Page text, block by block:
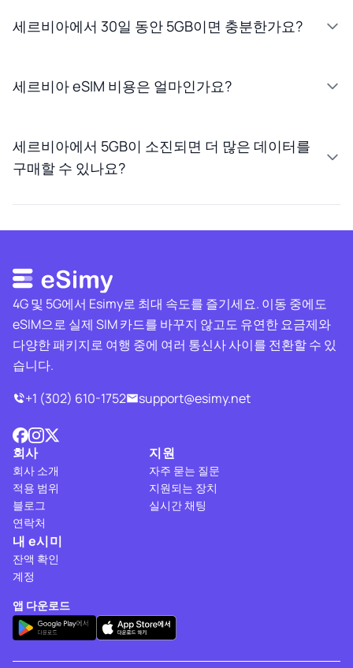
세르비아에서 30일 동안 5GB이면 충분한가요?
세르비아 eSIM 비용은 얼마인가요?
세르비아에서 5GB이 소진되면 더 많은 데이터를
구매할 수 있나요?
4G 및 5G에서 Esimy로 최대 속도를 즐기세요. 이동 중에도
eSIM으로 실제 SIM 카드를 바꾸지 않고도 유연한 요금제와
다양한 패키지로 여행 중에 여러 통신사 사이를 전환할 수 있
습니다.
+1 (302) 610-1752
support@esimy.net
회사
회사 소개
적용 범위
블로그
연락처
지원
자주 묻는 질문
지원되는 장치
실시간 채팅
내 e시미
잔액 확인
계정
앱 다운로드